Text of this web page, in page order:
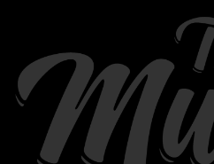
contenu